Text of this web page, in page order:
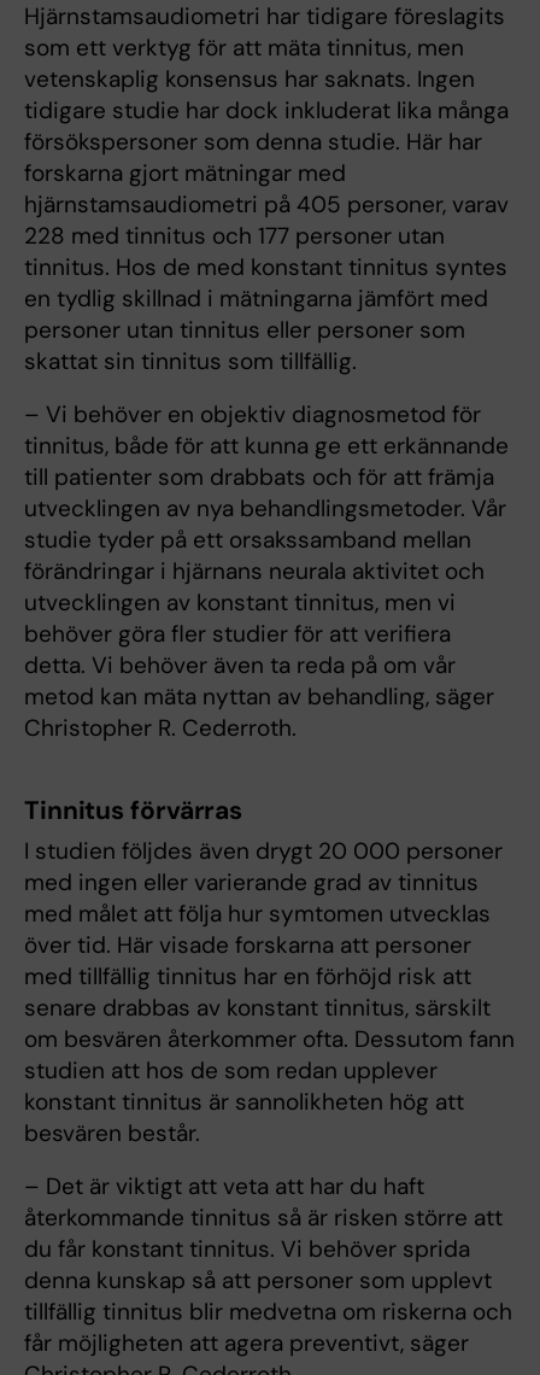
Hjärnstamsaudiometri har tidigare föreslagits
som ett verktyg för att mäta tinnitus, men
vetenskaplig konsensus har saknats. Ingen
tidigare studie har dock inkluderat lika många
försökspersoner som denna studie. Här har
forskarna gjort mätningar med
hjärnstamsaudiometri på 405 personer, varav
228 med tinnitus och 177 personer utan
tinnitus. Hos de med konstant tinnitus syntes
en tydlig skillnad i mätningarna jämfört med
personer utan tinnitus eller personer som
skattat sin tinnitus som tillfällig.
– Vi behöver en objektiv diagnosmetod för
tinnitus, både för att kunna ge ett erkännande
till patienter som drabbats och för att främja
utvecklingen av nya behandlingsmetoder. Vår
studie tyder på ett orsakssamband mellan
förändringar i hjärnans neurala aktivitet och
utvecklingen av konstant tinnitus, men vi
behöver göra fler studier för att verifiera
detta. Vi behöver även ta reda på om vår
metod kan mäta nyttan av behandling, säger
Christopher R. Cederroth.
Tinnitus förvärras
I studien följdes även drygt 20 000 personer
med ingen eller varierande grad av tinnitus
med målet att följa hur symtomen utvecklas
över tid. Här visade forskarna att personer
med tillfällig tinnitus har en förhöjd risk att
senare drabbas av konstant tinnitus, särskilt
om besvären återkommer ofta. Dessutom fann
studien att hos de som redan upplever
konstant tinnitus är sannolikheten hög att
besvären består.
– Det är viktigt att veta att har du haft
återkommande tinnitus så är risken större att
du får konstant tinnitus. Vi behöver sprida
denna kunskap så att personer som upplevt
tillfällig tinnitus blir medvetna om riskerna och
får möjligheten att agera preventivt, säger